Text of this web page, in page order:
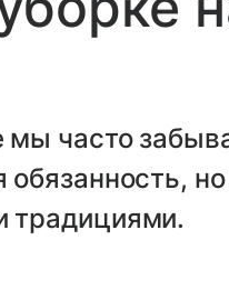
мы часто
обязанность,
традициями.